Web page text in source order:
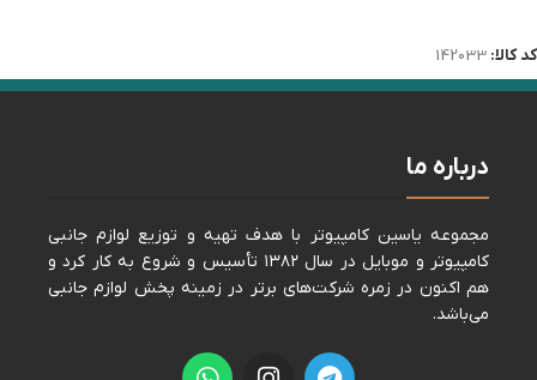
کد کالا: 142033
درباره ما
مجموعه ياسين كامپيوتر با هدف تهيه و توزيع لوازم جانبی
كامپيوتر و موبايل در سال ١٣٨٢ تأسيس و شروع به كار كرد و
هم اكنون در زمره شركت‌های برتر در زمينه پخش لوازم جانبی
می‌باشد.